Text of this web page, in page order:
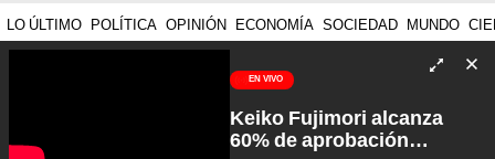
LO ÚLTIMO POLÍTICA OPINIÓN ECONOMÍA SOCIEDAD MUNDO
EN VIVO
Keiko Fujimori alcanza
60% de aprobación